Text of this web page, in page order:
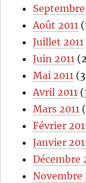
Septembre
Août 2011
Juillet 2011
Juin 2011
Mai 2011
Avril 2011
Mars 2011
Février
Janvier
Décembre
Novembre